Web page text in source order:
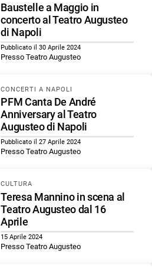
Baustelle a Maggio in
concerto al Teatro Augusteo
di Napoli
Pubblicato il 30 Aprile 2024
Presso Teatro Augusteo
CONCERTI A NAPOLI
PFM Canta De André
Anniversary al Teatro
Augusteo di Napoli
Pubblicato il 27 Aprile 2024
Presso Teatro Augusteo
CULTURA
Teresa Mannino in scena al
Teatro Augusteo dal 16
Aprile
15 Aprile 2024
Presso Teatro Augusteo